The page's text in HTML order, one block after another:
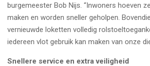
burgemeester Bob Nijs. “Inwoners hoeven
maken en worden sneller geholpen.
vernieuwde loketten volledig
iedereen vlot gebruik kan maken van onze
Snellere service en extra veiligheid